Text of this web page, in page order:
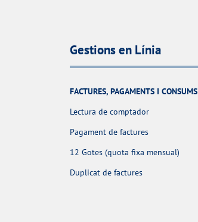
Gestions en Línia
FACTURES, PAGAMENTS I CONSUMS
Lectura de comptador
Pagament de factures
12 Gotes (quota fixa mensual)
Duplicat de factures